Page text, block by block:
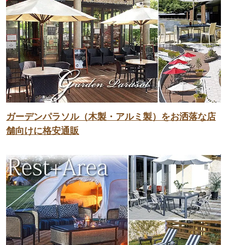
ガーデンパラソル（木製・アルミ製）をお洒落な店
舗向けに格安通販